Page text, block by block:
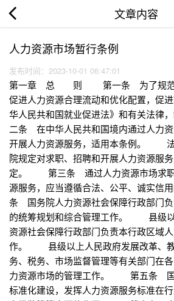
文章内容
人力资源市场暂行条例
发布时间：2023-10-01 06:47:01
第一章 总 则 第一条 为了规范人
促进人力资源合理流动和优化配置，促
华人民共和国就业促进法》和有关法
二条 在中华人民共和国境内通过人力
开展人力资源服务，适用本条例。 法
院规定对求职、招聘和开展人力资源服
定。 第三条 通过人力资源市场求职
源服务，应当遵循合法、公平、诚实
条 国务院人力资源社会保障行政部门
的统筹规划和综合管理工作。 县级以
资源社会保障行政部门负责本行政区域
作。 县级以上人民政府发展改革、教
务、税务、市场监督管理等有关部门在
力资源市场的管理工作。 第五条 国
标准化建设，发挥人力资源服务标准在行